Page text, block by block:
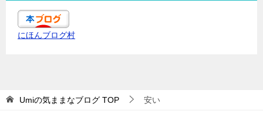
にほんブログ村
Umiの気ままなブログ TOP 安い